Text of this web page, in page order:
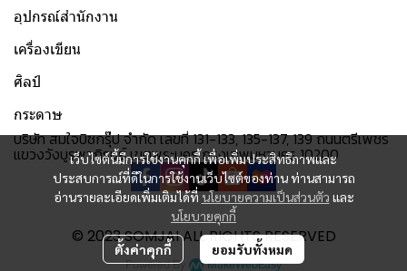
เว็บไซต์นี้มีการใช้งานคุกกี้ เพื่อเพิ่มประสิทธิภาพและ
ประสบการณ์ที่ดีในการใช้งานเว็บไซต์ของท่าน ท่านสามารถ
อ่านรายละเอียดเพิ่มเติมได้ที่นโยบายความเป็นส่วนตัว และ
นโยบายคุกกี้
ตั้งค่าคุกกี้ ยอมรับทั้งหมด
อุปกรณ์สำนักงาน
เครื่องเขียน
ศิลป์
กระดาษ
บริษัท สมใจบิซกรุ๊ป จำกัด เลขที่ 131-133, 135-137, 139 ถนนตรีเพชร
แขวงวังบูรพาภิรมย์ เขตพระนคร กรุงเทพมหานคร 10200
© 2023 SOMJAI ALL RIGHTS RESERVED
Powered By MakeWebEasy